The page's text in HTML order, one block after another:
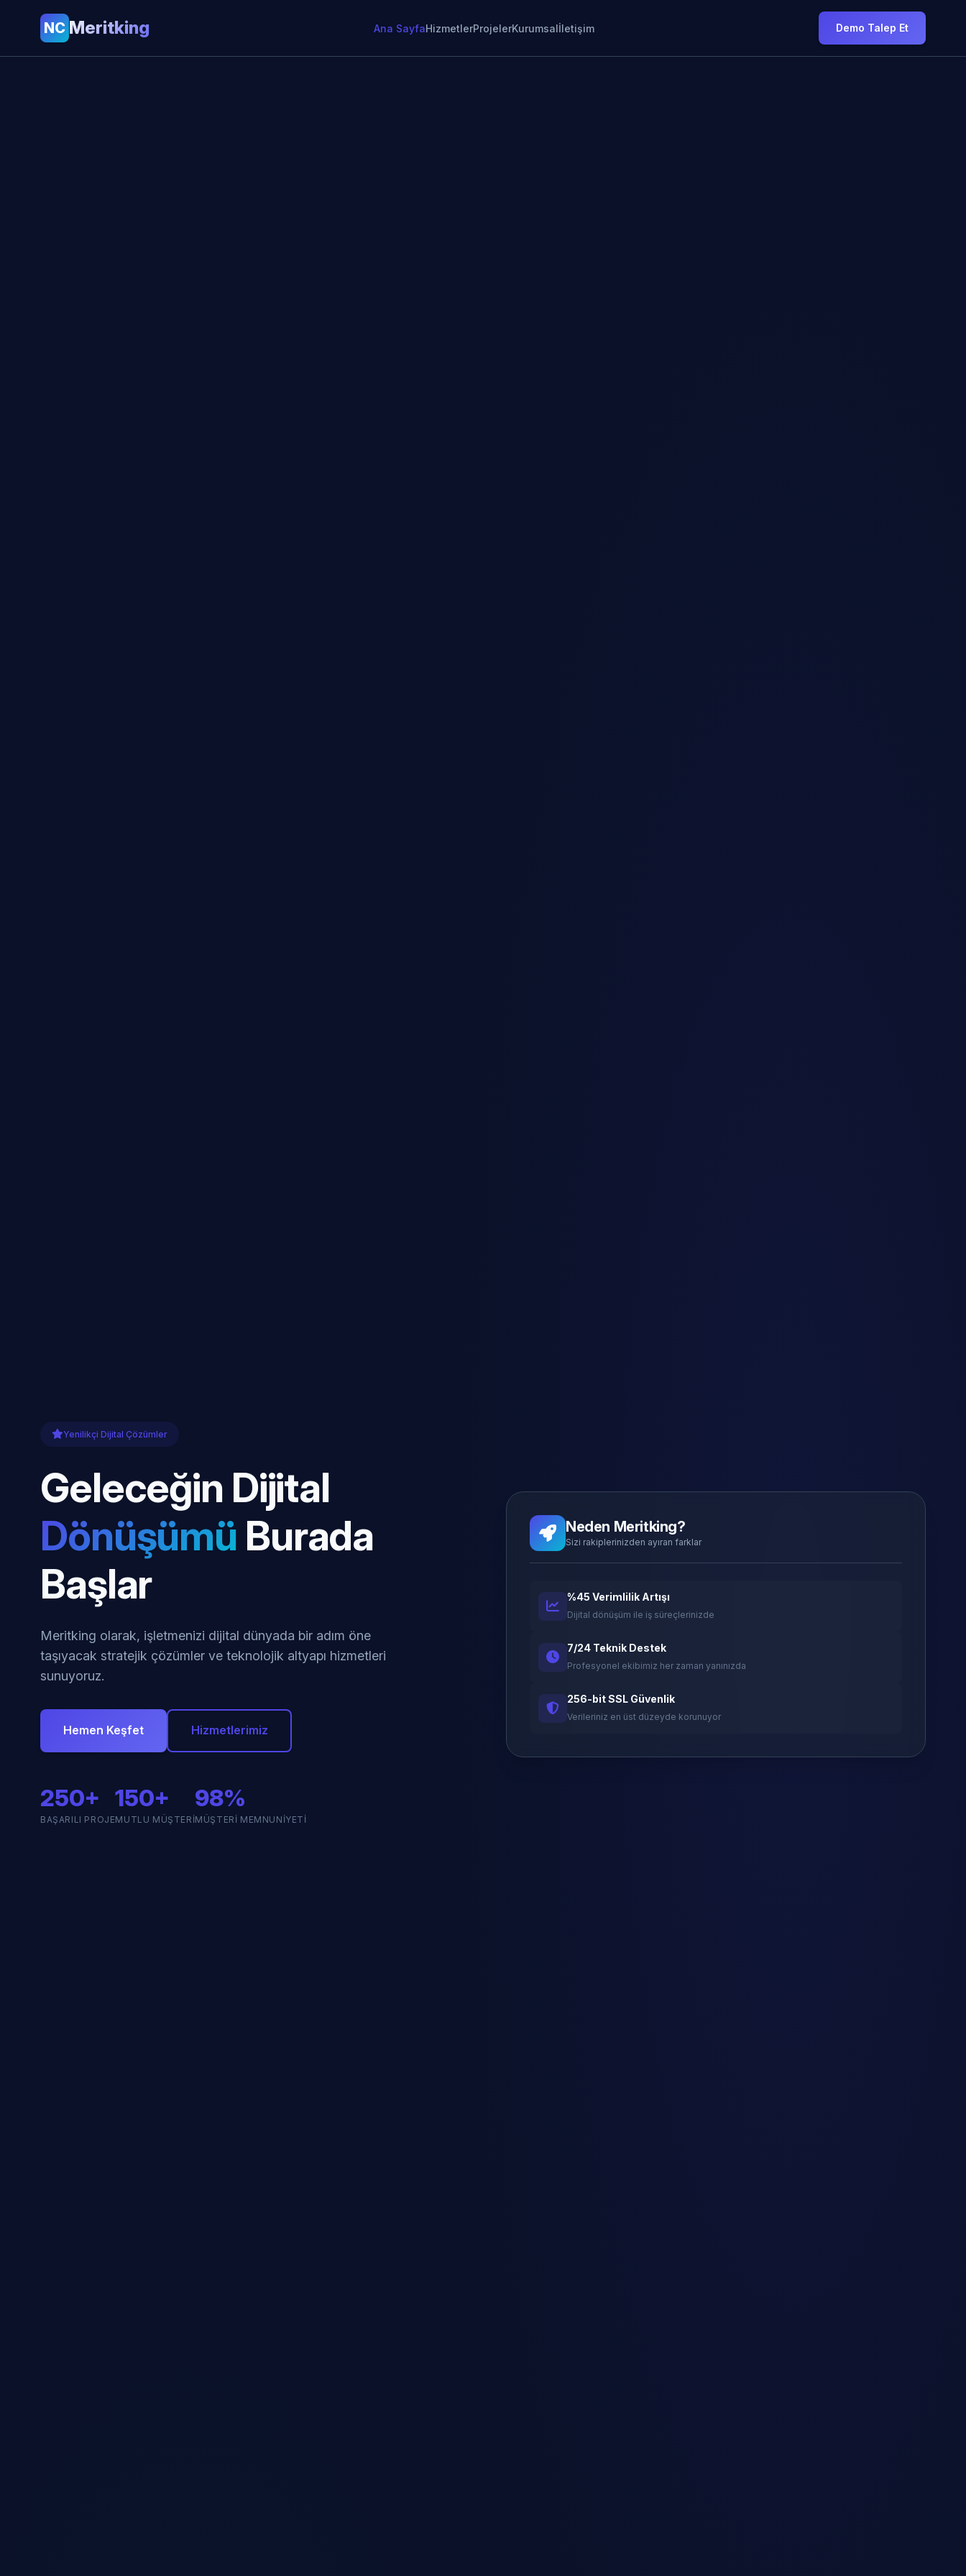
NC Meritking Ana SayfaHizmetlerProjelerKurumsalİletişim Demo Talep Et
Yenilikçi Dijital Çözümler
Geleceğin Dijital
Dönüşümü Burada
Başlar
Meritking olarak, işletmenizi dijital dünyada bir adım öne
taşıyacak stratejik çözümler ve teknolojik altyapı hizmetleri
sunuyoruz.
Hemen Keşfet Hizmetlerimiz
250+
BAŞARILI PROJE
150+
MUTLU MÜŞTERI
98%
MÜŞTERI MEMNUNIYETI
Neden Meritking?
Sizi rakiplerinizden ayıran farklar
%45 Verimlilik Artışı
Dijital dönüşüm ile iş süreçlerinizde
7/24 Teknik Destek
Profesyonel ekibimiz her zaman yanınızda
256-bit SSL Güvenlik
Verileriniz en üst düzeyde korunuyor